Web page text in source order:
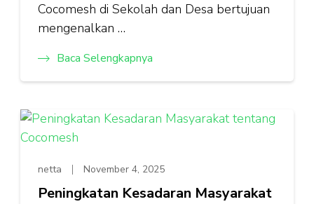
Cocomesh di Sekolah dan Desa bertujuan
mengenalkan …
Baca Selengkapnya
netta November 4, 2025
Peningkatan Kesadaran Masyarakat